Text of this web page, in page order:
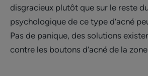
disgracieux plutôt que sur le reste
psychologique de ce type d’acné
Pas de panique, des solutions
contre les boutons d’acné de la zone